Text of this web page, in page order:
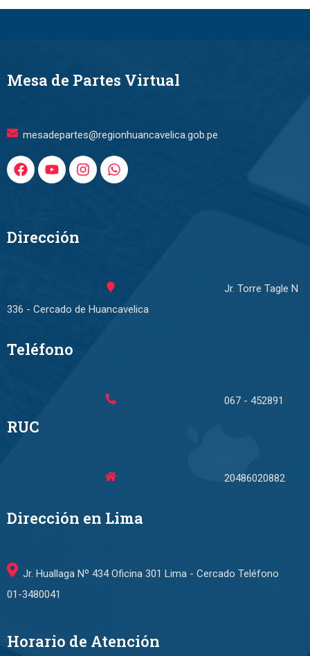
Mesa de Partes Virtual
mesadepartes@regionhuancavelica.gob.pe
Dirección
Jr. Torre Tagle N
336 - Cercado de Huancavelica
Teléfono
067 - 452891
RUC
20486020882
Dirección en Lima
Jr. Huallaga Nº 434 Oficina 301 Lima - Cercado Teléfono
01-3480041
Horario de Atención